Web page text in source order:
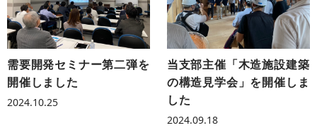
需要開発セミナー第二弾を
開催しました
2024.10.25
当支部主催「木造施設建築
の構造見学会」を開催しま
した
2024.09.18